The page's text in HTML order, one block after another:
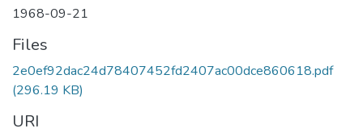
1968-09-21
Files
2e0ef92dac24d78407452fd2407ac00dce860618.pdf
(296.19 KB)
URI